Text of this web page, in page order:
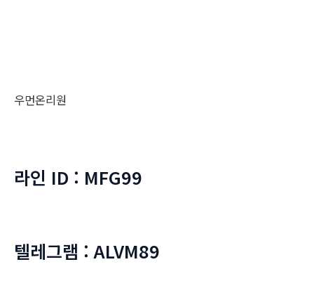
우먼온리원
라인 ID : MFG99
텔레그램 : ALVM89